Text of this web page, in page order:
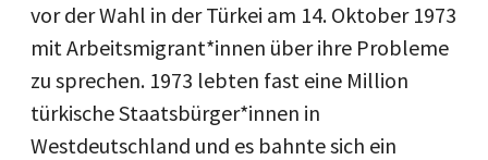
vor der Wahl in der Türkei am 14. Oktober 1973
mit Arbeitsmigrant*innen über ihre Probleme
zu sprechen. 1973 lebten fast eine Million
türkische Staatsbürger*innen in
Westdeutschland und es bahnte sich ein